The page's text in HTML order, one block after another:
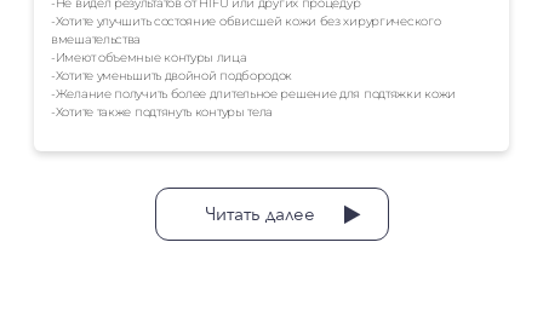
-Не видел результатов от HIFU или других процедур
-Хотите улучшить состояние обвисшей кожи без хирургического
вмешательства
-Имеют объемные контуры лица
-Хотите уменьшить двойной подбородок
-Желание получить более длительное решение для подтяжки кожи
-Хотите также подтянуть контуры тела
Читать далее